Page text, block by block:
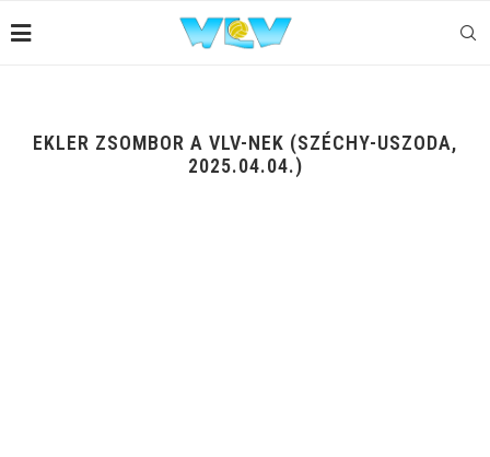
EKLER ZSOMBOR A VLV-NEK (SZÉCHY-USZODA,
2025.04.04.)